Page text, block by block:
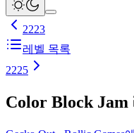
2223
레벨 목록
2225
Color Block Jam